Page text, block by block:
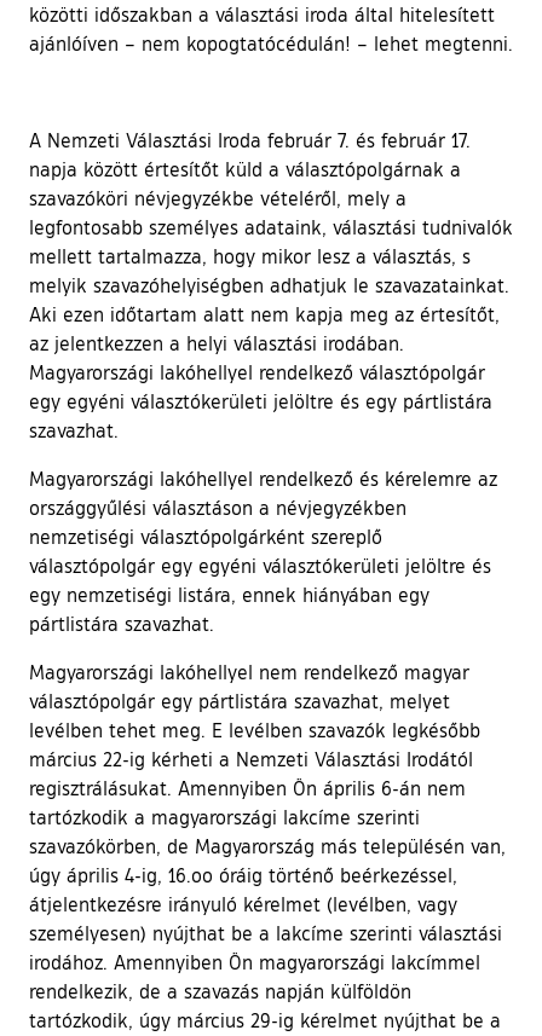
közötti időszakban a választási iroda által hitelesített
ajánlóíven – nem kopogtatócédulán! – lehet megtenni.
A Nemzeti Választási Iroda február 7. és február 17.
napja között értesítőt küld a választópolgárnak a
szavazóköri névjegyzékbe vételéről, mely a
legfontosabb személyes adataink, választási tudnivalók
mellett tartalmazza, hogy mikor lesz a választás, s
melyik szavazóhelyiségben adhatjuk le szavazatainkat.
Aki ezen időtartam alatt nem kapja meg az értesítőt,
az jelentkezzen a helyi választási irodában.
Magyarországi lakóhellyel rendelkező választópolgár
egy egyéni választókerületi jelöltre és egy pártlistára
szavazhat.
Magyarországi lakóhellyel rendelkező és kérelemre az
országgyűlési választáson a névjegyzékben
nemzetiségi választópolgárként szereplő
választópolgár egy egyéni választókerületi jelöltre és
egy nemzetiségi listára, ennek hiányában egy
pártlistára szavazhat.
Magyarországi lakóhellyel nem rendelkező magyar
választópolgár egy pártlistára szavazhat, melyet
levélben tehet meg. E levélben szavazók legkésőbb
március 22-ig kérheti a Nemzeti Választási Irodától
regisztrálásukat. Amennyiben Ön április 6-án nem
tartózkodik a magyarországi lakcíme szerinti
szavazókörben, de Magyarország más településén van,
úgy április 4-ig, 16.oo óráig történő beérkezéssel,
átjelentkezésre irányuló kérelmet (levélben, vagy
személyesen) nyújthat be a lakcíme szerinti választási
irodához. Amennyiben Ön magyarországi lakcímmel
rendelkezik, de a szavazás napján külföldön
tartózkodik, úgy március 29-ig kérelmet nyújthat be a